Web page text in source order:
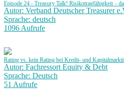
Episode 24 - Treasury Talk! Risikotragfähigkeit –
Autor: Verband Deutscher Treasurer
Sprache: deutsch
1096 Aufrufe
Rating vs. kein Rating bei Kredit- und
Autor: Fachressort Equity & Debt
Sprache: Deutsch
51 Aufrufe